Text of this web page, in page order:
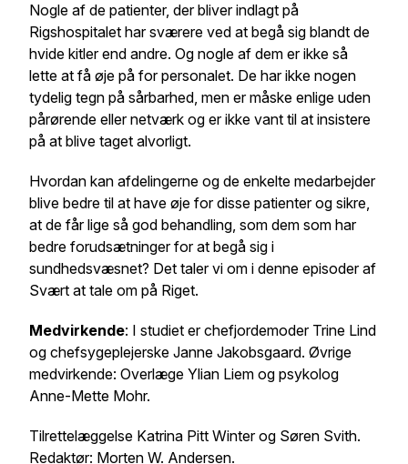
Nogle af de patienter, der bliver indlagt på
Rigshospitalet har sværere ved at begå sig blandt de
hvide kitler end andre. Og nogle af dem er ikke så
lette at få øje på for personalet. De har ikke nogen
tydelig tegn på sårbarhed, men er måske enlige uden
pårørende eller netværk og er ikke vant til at insistere
på at blive taget alvorligt.
Hvordan kan afdelingerne og de enkelte medarbejder
blive bedre til at have øje for disse patienter og sikre,
at de får lige så god behandling, som dem som har
bedre forudsætninger for at begå sig i
sundhedsvæsnet? Det taler vi om i denne episoder af
Svært at tale om på Riget.
Medvirkende: I studiet er chefjordemoder Trine Lind
og chefsygeplejerske Janne Jakobsgaard. Øvrige
medvirkende: Overlæge Ylian Liem og psykolog
Anne-Mette Mohr.
Tilrettelæggelse Katrina Pitt Winter og Søren Svith.
Redaktør: Morten W. Andersen.